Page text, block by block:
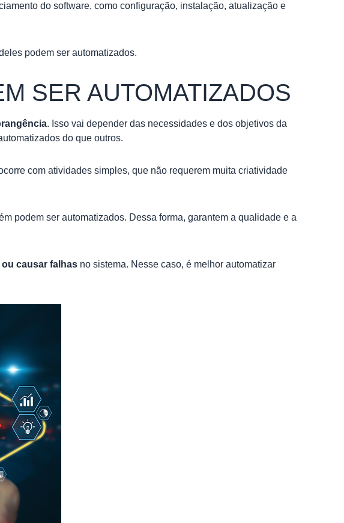
do software, como configuração, instalação, atualização e
podem ser automatizados.
SER AUTOMATIZADOS
. Isso vai depender das necessidades e dos objetivos da
do que outros.
com atividades simples, que não requerem muita criatividade
podem ser automatizados. Dessa forma, garantem a qualidade e a
causar falhas no sistema. Nesse caso, é melhor automatizar